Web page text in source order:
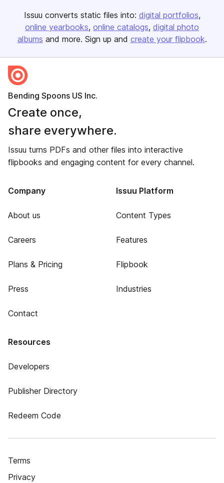
Issuu converts static files into: digital portfolios
online yearbooks online catalogs digital photo
albums and more. Sign up and create your flipbook.
Bending Spoons US Inc.
Create once,
share everywhere.
Issuu turns PDFs and other files into interactive
flipbooks and engaging content for every channel.
Company
About us
Careers
Plans & Pricing
Press
Contact
Issuu Platform
Content Types
Features
Flipbook
Industries
Resources
Developers
Publisher Directory
Redeem Code
Terms
Privacy